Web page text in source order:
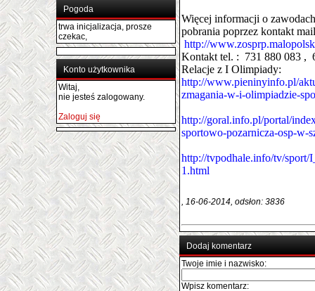
Pogoda
trwa inicjalizacja, prosze
czekac,
Konto użytkownika
Witaj,
nie jesteś zalogowany.
Zaloguj się
Więcej informacji o
pobrania poprzez kontakt
http://
Kontakt tel. : 731 880 083 ,
Relacje z I Olimpiady:
http://www.pieninyinfo.pl/
zmagania-w-i-olimpiadzie-
http://goral.info.pl/portal/
sportowo-pozarnicza-osp-w-
http://tvpodhale.info/tv/sport/
1.html
, 16-06-2014, odsłon: 3836
Dodaj komentarz
Twoje imie i nazwisko:
Wpisz komentarz: